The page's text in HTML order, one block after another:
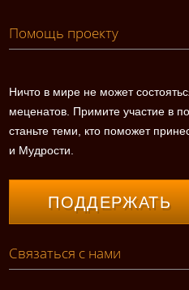
Помощь проекту
Ничто в мире не может
меценатов. Примите участие в
станьте теми, кто поможет
и Мудрости.
ПОДДЕРЖАТЬ
Связаться с нами